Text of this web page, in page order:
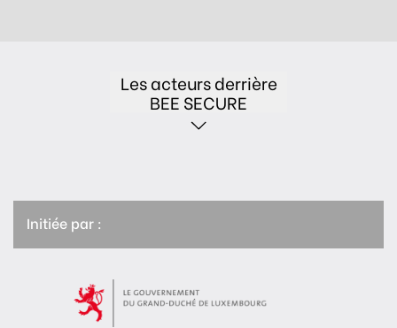
Les acteurs derrière
BEE SECURE
Initiée par :